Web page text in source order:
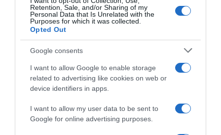
Retention, Sale, and/or Sharing of my
Personal Data that Is Unrelated with the
Purposes for which it was collected.
Opted Out
Google consents
I want to allow Google to enable storage
related to advertising like cookies on web or
device identifiers in apps.
I want to allow my user data to be sent to
Google for online advertising purposes.